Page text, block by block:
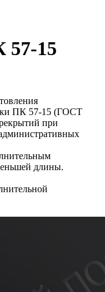
15
ПК 57-15 (ГОСТ
при
длины.